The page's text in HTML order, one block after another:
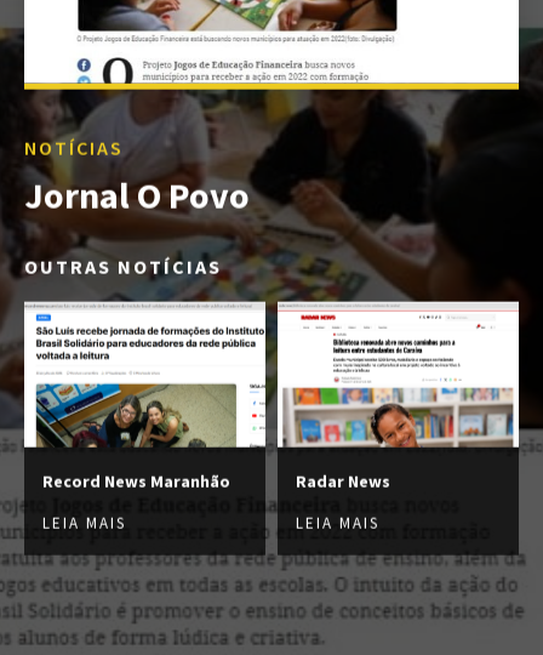
NOTÍCIAS
Jornal O Povo
OUTRAS NOTÍCIAS
Record News Maranhão
LEIA MAIS
Radar News
LEIA MAIS